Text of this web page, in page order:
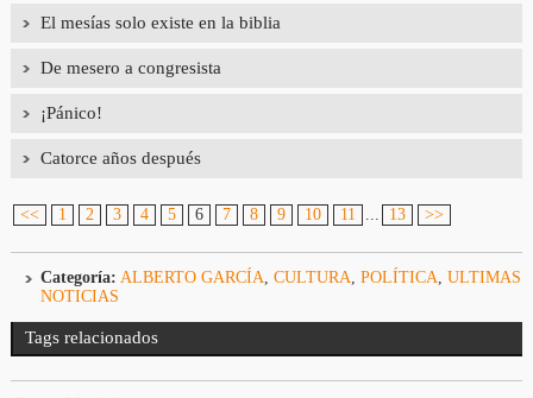
El mesías solo existe en la biblia
De mesero a congresista
¡Pánico!
Catorce años después
<< 1 2 3 4 5 6 7 8 9 10 11 ... 13 >>
Categoría: ALBERTO GARCÍA, CULTURA, POLÍTICA, ULTIMAS
NOTICIAS
Tags relacionados